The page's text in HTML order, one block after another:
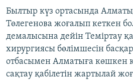
Былтыр күз ортасында
Төлегенова жоғалып кеткен
демалысына дейін Теміртау
хирургиясы бөлімшесін
отбасымен Алматыға көшкен
сақтау қабілетін жартылай